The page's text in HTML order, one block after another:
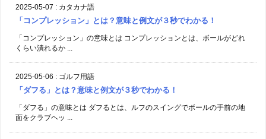
2025-05-07 : カタカナ語
「コンプレッション」とは？意味と例文が３秒でわかる！
「コンプレッション」の意味とは コンプレッションとは、ボールがどれ
くらい潰れるか ...
2025-05-06 : ゴルフ用語
「ダフる」とは？意味と例文が３秒でわかる！
「ダフる」の意味とは ダフるとは、ルフのスイングでボールの手前の地
面をクラブヘッ ...